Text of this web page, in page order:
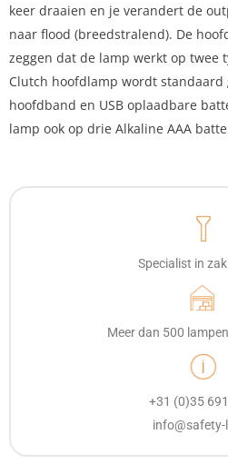
keer draaien en je verandert de
naar flood (breedstralend). De
zeggen dat de lamp werkt op twee
Clutch hoofdlamp wordt standaard
hoofdband en USB oplaadbare
lamp ook op drie Alkaline AAA
Specialist in
Meer dan 500
+31 (0)35
info@safety-